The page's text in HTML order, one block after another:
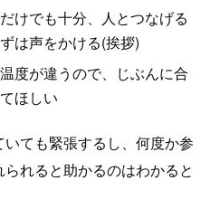
けでも十分、人とつなげる
は声をかける(挨拶)
度が違うので、じぶんに合
ほしい
ても緊張するし、何度か参
れると助かるのはわかると